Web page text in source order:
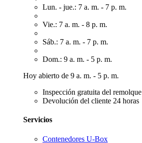
Lun. - jue.: 7 a. m. - 7 p. m.
Vie.: 7 a. m. - 8 p. m.
Sáb.: 7 a. m. - 7 p. m.
Dom.: 9 a. m. - 5 p. m.
Hoy abierto de 9 a. m. - 5 p. m.
Inspección gratuita del remolque
Devolución del cliente 24 horas
Servicios
Contenedores U-Box